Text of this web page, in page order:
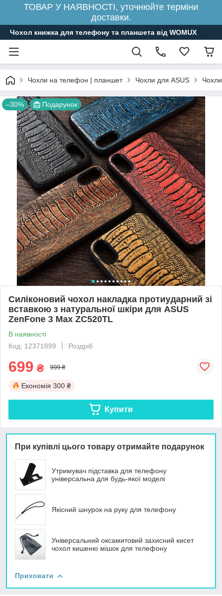
ТОВАР У НАЯВНОСТІ, уточнюйте терміни
доставки.
Чохол книжка для телефону та планшета від WOMUX
Чохли на телефон | планшет Чохли для ASUS
–30% Подарунок
Силіконовий чохол накладка протиударний зі
вставкою з натуральної шкіри для ASUS
ZenFone 3 Max ZC520TL
В наявності
Код: 12371899
Роздріб
699 ₴ 999 ₴
Економія 300 ₴
Купити
При купівлі цього товару отримайте подарунок
Утримувач підставка для телефону
універсальна для будь-якої моделі
Якісний шнурок на руку для телефону
Універсальний оксамитовий захисний кисет
чохол кишеню мішок для телефону
Приховати